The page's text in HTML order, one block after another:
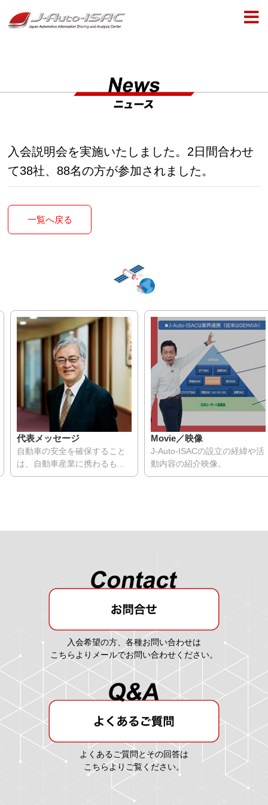
入会説明会を実施いたしました。2日間合わせ
て38社、88名の方が参加されました。
一覧へ戻る
代表メッセージ
自動車の安全を確保すること
は、自動車産業に携わるも...
Movie／映像
J-Auto-ISACの設立の経緯や活
動内容の紹介映像。
入会希望の方、各種お問い合わせは
こちらよりメールでお問い合わせください。
よくあるご質問とその回答は
こちらよりご覧ください。